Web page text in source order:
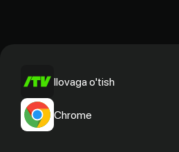
Ilovaga o'tish
Chrome